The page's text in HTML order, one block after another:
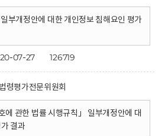
부개정안에 대한 개인정보 침해요인 평가
07-27 126719
법령평가전문위원회
에 관한 법률 시행규칙」 일부개정안에 대
결과